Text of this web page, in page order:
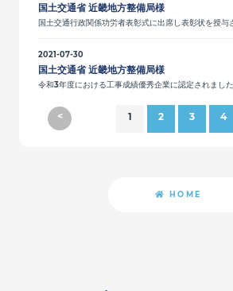
国土交通省 近畿地方整備局様
国土交通行政関係功労者表彰式に出席し表彰状を授与
2021-07-30
国土交通省 近畿地方整備局様
令和3年度における工事成績優秀企業に認定されました
< 1 2 3 4
HOME